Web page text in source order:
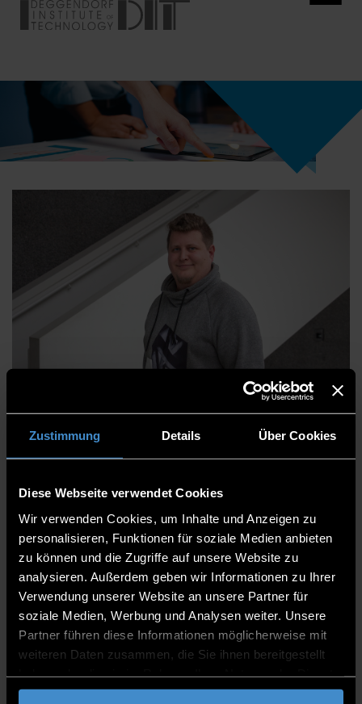
Zustimmung Details Über Cookies
Diese Webseite verwendet Cookies
Wir verwenden Cookies, um Inhalte und Anzeigen zu
personalisieren, Funktionen für soziale Medien anbieten
zu können und die Zugriffe auf unsere Website zu
analysieren. Außerdem geben wir Informationen zu Ihrer
Verwendung unserer Website an unsere Partner für
soziale Medien, Werbung und Analysen weiter. Unsere
Partner führen diese Informationen möglicherweise mit
weiteren Daten zusammen, die Sie ihnen bereitgestellt
gesammelt haben.
Martin Fischer
Faculty of Computer Science
Support Staff
Member of the staff team
ITC2+ 1.14
0991/3615-658